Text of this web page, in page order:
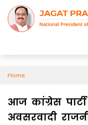
Home
आज कांग्रेस
अवसरवादी